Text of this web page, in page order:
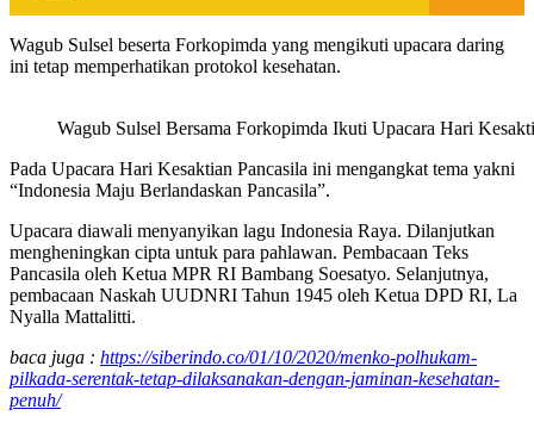
Wagub Sulsel beserta Forkopimda yang mengikuti upacara daring
ini tetap memperhatikan protokol kesehatan.
Wagub Sulsel Bersama Forkopimda Ikuti Upacara Hari
Pada Upacara Hari Kesaktian Pancasila ini mengangkat tema yakni
“Indonesia Maju Berlandaskan Pancasila”.
Upacara diawali menyanyikan lagu Indonesia Raya. Dilanjutkan
mengheningkan cipta untuk para pahlawan. Pembacaan Teks
Pancasila oleh Ketua MPR RI Bambang Soesatyo. Selanjutnya,
pembacaan Naskah UUDNRI Tahun 1945 oleh Ketua DPD RI, La
Nyalla Mattalitti.
baca juga : https://siberindo.co/01/10/2020/menko-polhukam-
pilkada-serentak-tetap-dilaksanakan-dengan-jaminan-kesehatan-
penuh/